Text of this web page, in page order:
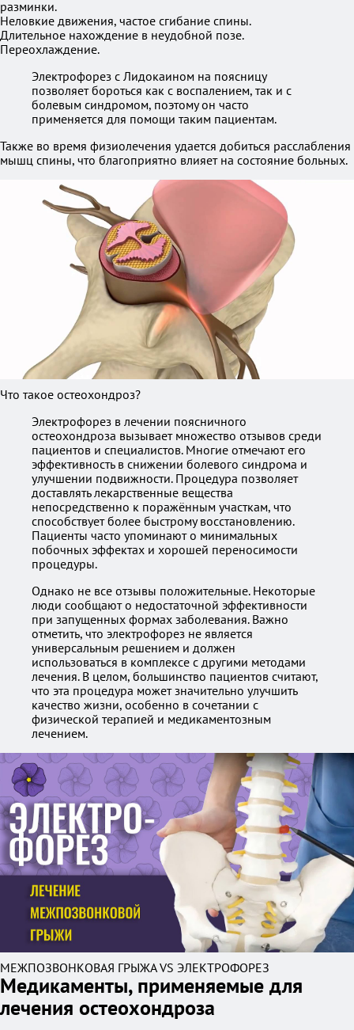
разминки.
Неловкие движения, частое сгибание спины.
Длительное нахождение в неудобной позе.
Переохлаждение.
Электрофорез с Лидокаином на поясницу
позволяет бороться как с воспалением, так и с
болевым синдромом, поэтому он часто
применяется для помощи таким пациентам.
Также во время физиолечения удается добиться расслабления
мышц спины, что благоприятно влияет на состояние больных.
Что такое остеохондроз?
Электрофорез в лечении поясничного
остеохондроза вызывает множество отзывов среди
пациентов и специалистов. Многие отмечают его
эффективность в снижении болевого синдрома и
улучшении подвижности. Процедура позволяет
доставлять лекарственные вещества
непосредственно к поражённым участкам, что
способствует более быстрому восстановлению.
Пациенты часто упоминают о минимальных
побочных эффектах и хорошей переносимости
процедуры.
Однако не все отзывы положительные. Некоторые
люди сообщают о недостаточной эффективности
при запущенных формах заболевания. Важно
отметить, что электрофорез не является
универсальным решением и должен
использоваться в комплексе с другими методами
лечения. В целом, большинство пациентов считают,
что эта процедура может значительно улучшить
качество жизни, особенно в сочетании с
физической терапией и медикаментозным
лечением.
МЕЖПОЗВОНКОВАЯ ГРЫЖА VS ЭЛЕКТРОФОРЕЗ
Медикаменты, применяемые для
лечения остеохондроза